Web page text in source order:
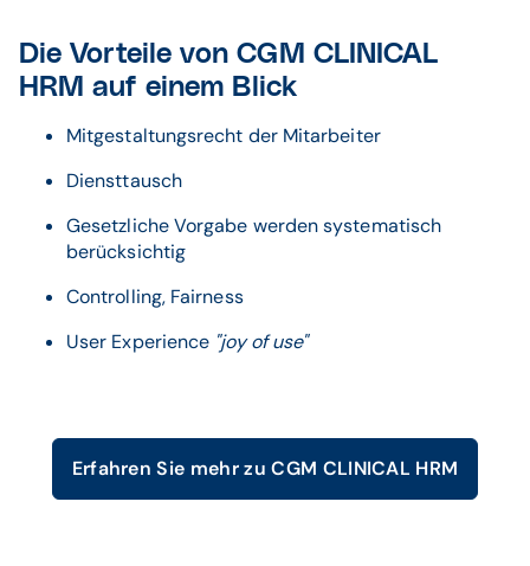
Die Vorteile von CGM CLINICAL
HRM auf einem Blick
Mitgestaltungsrecht der Mitarbeiter
Diensttausch
Gesetzliche Vorgabe werden systematisch
berücksichtig
Controlling, Fairness
User Experience "joy of use"
Erfahren Sie mehr zu CGM CLINICAL HRM